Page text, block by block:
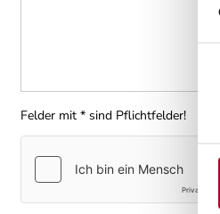
Felder mit * sind Pflichtfelder!